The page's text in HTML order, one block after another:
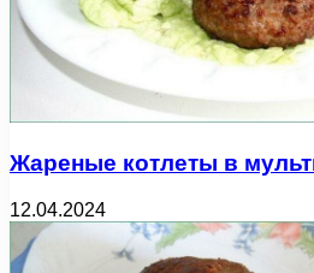
Жареные котлеты в
12.04.2024